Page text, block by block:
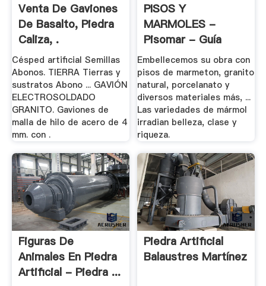
Venta De Gaviones
De Basalto, Piedra
Caliza, .
Césped artificial Semillas
Abonos. TIERRA Tierras y
sustratos Abono ... GAVIÓN
ELECTROSOLDADO
GRANITO. Gaviones de
malla de hilo de acero de 4
mm. con .
PISOS Y
MARMOLES -
Pisomar - Guía
Mundial De .
Embellecemos su obra con
pisos de marmeton, granito
natural, porcelanato y
diversos materiales más, ...
Las variedades de mármol
irradian belleza, clase y
riqueza.
Figuras De
Animales En Piedra
Artificial - Piedra ...
Piedra Artificial
Balaustres Martínez